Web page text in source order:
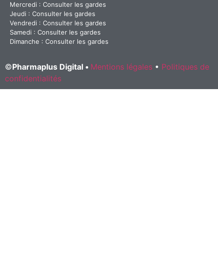
Mercredi : Consulter les gardes
Jeudi : Consulter les gardes
Vendredi : Consulter les gardes
Samedi : Consulter les gardes
Dimanche : Consulter les gardes
©Pharmaplus Digital • Mentions légales • Politiques de
confidentialités